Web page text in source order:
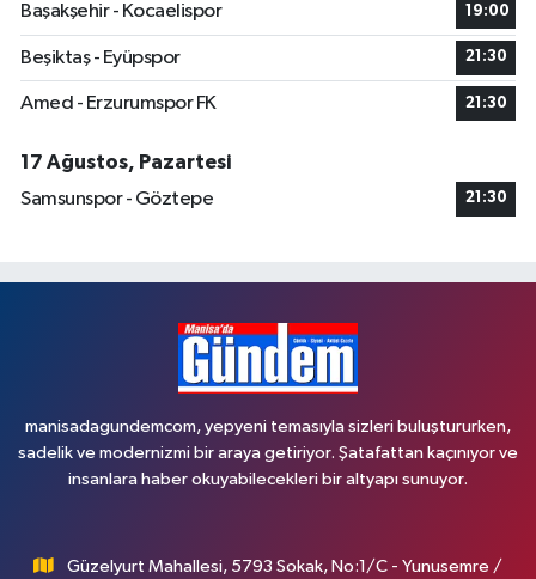
Başakşehir - Kocaelispor
19:00
Beşiktaş - Eyüpspor 21:30
Amed - Erzurumspor FK 21:30
17 Ağustos, Pazartesi
Samsunspor - Göztepe
21:30
manisadagundemcom, yepyeni temasıyla sizleri buluştururken,
sadelik ve modernizmi bir araya getiriyor. Şatafattan kaçınıyor ve
insanlara haber okuyabilecekleri bir altyapı sunuyor.
Güzelyurt Mahallesi, 5793 Sokak, No:1/C - Yunusemre /